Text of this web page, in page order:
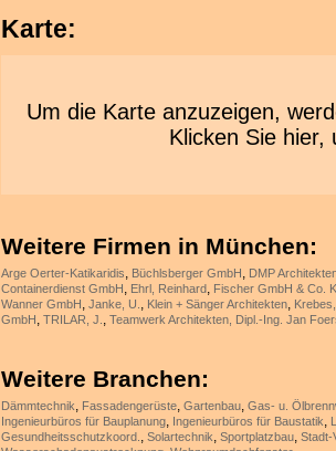
Karte:
Um die Karte anzuzeigen,
Klicken Sie hier,
Weitere Firmen in München:
Arge Oerter-Katikaridis Büchlsberger GmbH
DMP
Containerdienst GmbH
Ehrl, Reinhard Fischer GmbH & Co.
Wanner GmbH Janke, U. Klein + Sänger Architekten
GmbH TRILAR, J. Teamwerk Architekten, Dipl.-Ing. Jan
Weitere Branchen:
Dämmtechnik Fassadengerüste Gartenbau Gas- u.
Ingenieurbüros für Bauplanung Ingenieurbüros für Baustatik
Gesundheitsschutzkoord.
Solartechnik Sportplatzbau Stadt-